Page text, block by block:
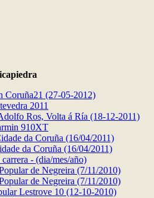
Coruña21 (27-05-2012)
2011
Ros, Volta á Ría (18-12-2011)
910XT
da Coruña (16/04/2011)
da Coruña (16/04/2011)
- (dia/mes/año)
de Negreira (7/11/2010)
de Negreira (7/11/2010)
Lestrove 10 (12-10-2010)